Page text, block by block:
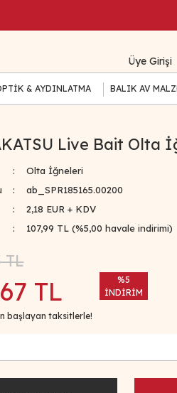
Üye Girişi
& AYDINLATMA BALIK AV
Live Bait Olta
Olta İğneleri
ab_SPR185165.00200
2,18 EUR + KDV
107,99 TL (%5,00 havale indirimi)
TL
TL
başlayan taksitlerle!
%5
İNDİRİM